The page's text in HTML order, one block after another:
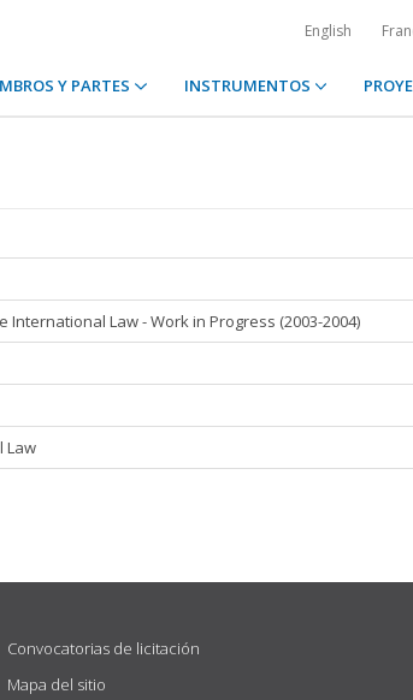
English
Y PARTES INSTRUMENTOS
Law - Work in Progress (2003-2004)
Law
Convocatorias de licitación
Mapa del sitio